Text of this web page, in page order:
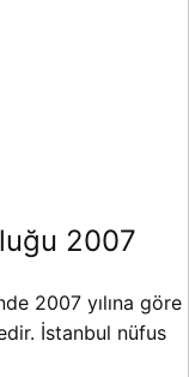
2007
2007 yılına göre
İstanbul nüfus